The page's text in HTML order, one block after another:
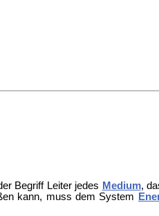
Begriff Leiter jedes Medium,
kann, muss dem System